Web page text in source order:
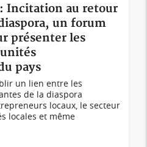
Incitation au retour
un forum
présenter les
pays
un lien entre les
de la diaspora
locaux, le secteur
locales et même